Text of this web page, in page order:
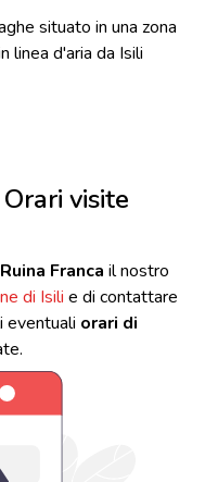
situato in una zona
linea d'aria da Isili
visite
Franca il nostro
di Isili e di contattare
eventuali orari di